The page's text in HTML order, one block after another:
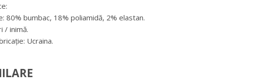
80% bumbac, 18% poliamidă, 2% elastan.
/ inimă.
Ucraina.